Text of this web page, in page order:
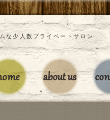
な少人数プライベートサロン